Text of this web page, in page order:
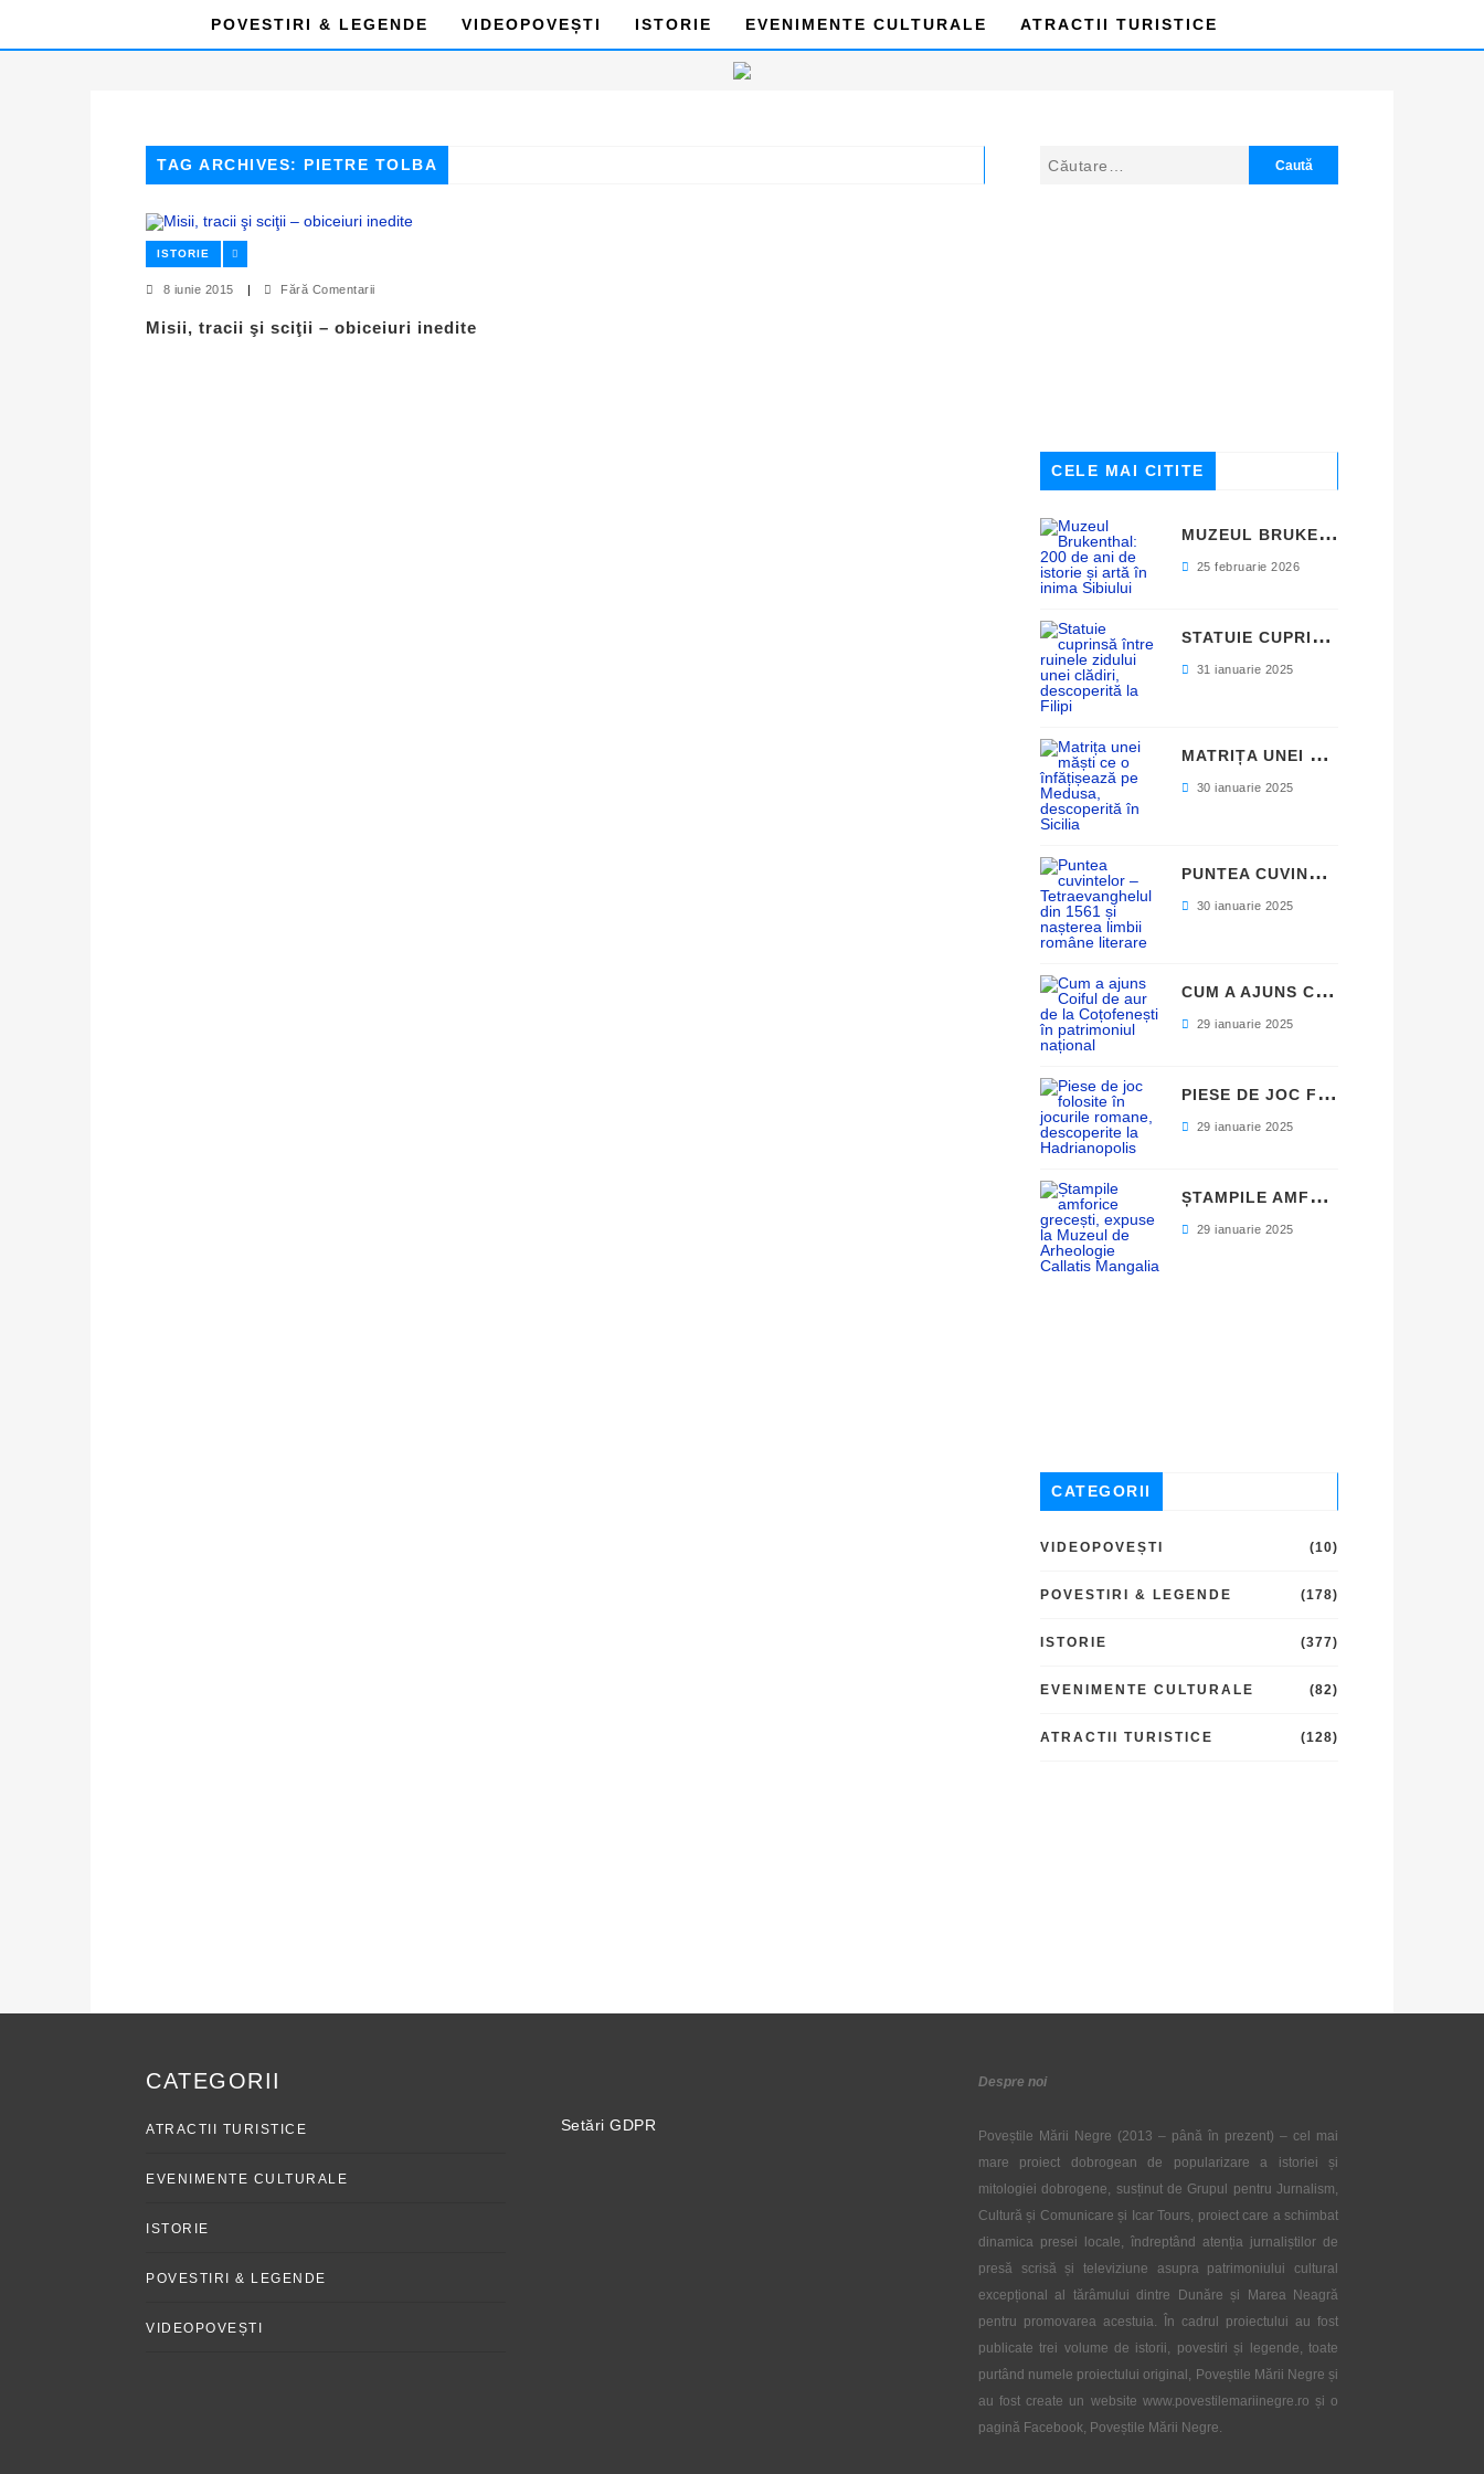
POVESTIRI & LEGENDE VIDEOPOVEȘTI ISTORIE EVENIMENTE CULTURALE ATRACTII TURISTICE
TAG ARCHIVES: PIETRE TOLBA
ISTORIE
8 iunie 2015 Fără Comentarii
Misii, tracii şi sciţii – obiceiuri inedite
CELE MAI CITITE
M
UZEUL BRUKENTHAL: 200 DE ANI DE ISTORIE ȘI ARTĂ ÎN INIMA SIBIULUI
25 februarie 2026
S
TATUIE CUPRINSĂ ÎNTRE RUINELE ZIDULUI UNEI CLĂDIRI, DESCOPERITĂ LA FILIPI
31 ianuarie 2025
M
ATRIȚA UNEI MĂȘTI CE O ÎNFĂȚIȘEAZĂ PE MEDUSA, DESCOPERITĂ ÎN SICILIA
30 ianuarie 2025
P
UNTEA CUVINTELOR – TETRAEVANGHELUL DIN 1561 ȘI NAȘTEREA LIMBII ROMÂNE LITERARE
30 ianuarie 2025
C
UM A AJUNS COIFUL DE AUR DE LA COȚOFENEȘTI ÎN PATRIMONIUL NAȚIONAL
29 ianuarie 2025
P
IESE DE JOC FOLOSITE ÎN JOCURILE ROMANE, DESCOPERITE LA HADRIANOPOLIS
29 ianuarie 2025
Ș
TAMPILE AMFORICE GRECEȘTI, EXPUSE LA MUZEUL DE ARHEOLOGIE CALLATIS MANGALIA
29 ianuarie 2025
CATEGORII
VIDEOPOVEȘTI (10)
POVESTIRI & LEGENDE (178)
ISTORIE (377)
EVENIMENTE CULTURALE (82)
ATRACTII TURISTICE (128)
CATEGORII
ATRACTII TURISTICE
EVENIMENTE CULTURALE
ISTORIE
POVESTIRI & LEGENDE
VIDEOPOVEȘTI
Setări GDPR
Despre noi
Poveștile Mării Negre (2013 – până în prezent) – cel mai
mare proiect dobrogean de popularizare a istoriei și
mitologiei dobrogene, susținut de Grupul pentru Jurnalism,
Cultură și Comunicare și Icar Tours, proiect care a schimbat
dinamica presei locale, îndreptând atenția jurnaliștilor de
presă scrisă și televiziune asupra patrimoniului cultural
excepțional al tărâmului dintre Dunăre și Marea Neagră
pentru promovarea acestuia. În cadrul proiectului au fost
publicate trei volume de istorii, povestiri și legende, toate
purtând numele proiectului original, Poveștile Mării Negre și
au fost create un website www.povestilemariinegre.ro și o
pagină Facebook, Poveștile Mării Negre.